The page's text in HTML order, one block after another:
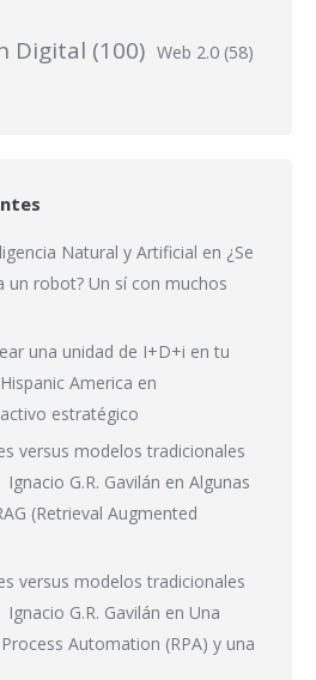
Digital (100) Web 2.0 (58)
Natural y Artificial en ¿Se
un robot? Un sí con muchos
una unidad de I+D+i en tu
America en
estratégico
versus modelos tradicionales
G.R. Gavilán en Algunas
(Retrieval Augmented
versus modelos tradicionales
G.R. Gavilán en Una
Automation (RPA) y una